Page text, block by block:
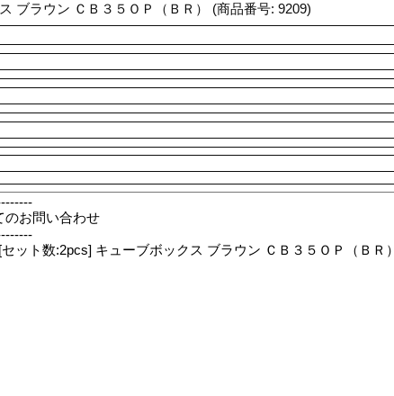
ブラウン ＣＢ３５ＯＰ（ＢＲ） (商品番号: 9209)